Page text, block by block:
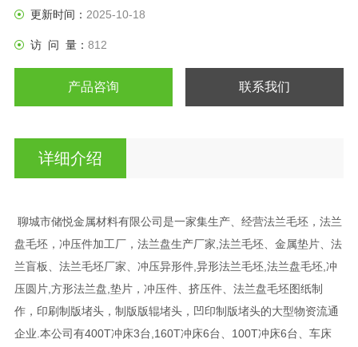
更新时间： 2025-10-18
访 问 量： 812
产品咨询 联系我们
详细介绍
聊城市储悦金属材料有限公司是一家集生产、经营法兰毛坯，法兰
盘毛坯，冲压件加工厂，法兰盘生产厂家,法兰毛坯、金属垫片、法
兰盲板、法兰毛坯厂家、冲压异形件,异形法兰毛坯,法兰盘毛坯,冲
压圆片,方形法兰盘,垫片，冲压件、挤压件、法兰盘毛坯图纸制
作，印刷制版堵头，制版版辊堵头，凹印制版堵头的大型物资流通
企业.本公司有400T冲床3台,160T冲床6台、100T冲床6台、车床